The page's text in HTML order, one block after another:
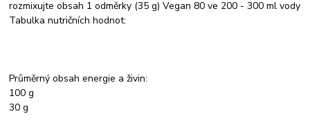
rozmixujte obsah 1 odměrky (35 g) Vegan 80 ve 200 - 300 ml vody
Tabulka nutričních hodnot:
Průměrný obsah energie a živin:
100 g
30 g